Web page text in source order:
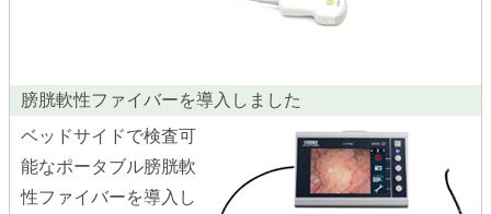
膀胱軟性ファイバーを導入しました
ベッドサイドで検査可
能なポータブル膀胱軟
性ファイバーを導入し